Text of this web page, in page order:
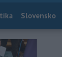
Slovensko